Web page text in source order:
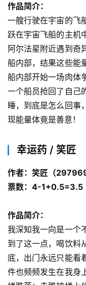
作品简介：
一艘行驶在宇宙的飞
跃在宇宙飞船的主机
阿尔法星附近遇到奇
船内部，结果这些能
船内部开始一场肉体
一个船员抢回了自己
睡，到底是怎么回事
现能量体竟是善意！
幸运药 / 笑匠
作者：笑匠（
票数：4-1+0.5=3.5
作品简介：
我深知我一向是一个
到了这一点，喝饮料
底，出门永远只能看
件也频频发生在我身